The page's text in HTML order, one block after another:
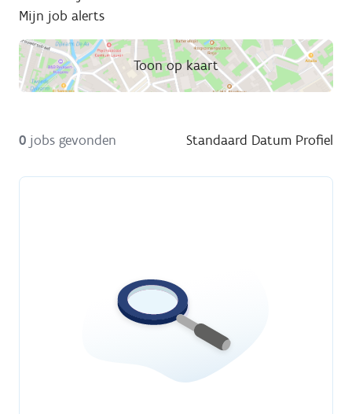
Mijn job alerts
Toon op kaart
0 jobs gevonden Standaard Datum Profiel